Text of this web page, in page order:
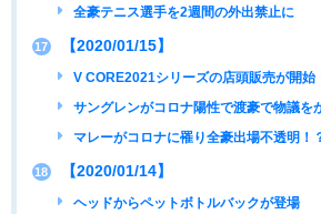
全豪テニス選手を2週間の外出禁止に
17 【2020/01/15】
V CORE2021シリーズの店頭販売が開始
サングレンがコロナ陽性で渡豪で物議を
マレーがコロナに罹り全豪出場不透明！
18 【2020/01/14】
ヘッドからペットボトルバックが登場